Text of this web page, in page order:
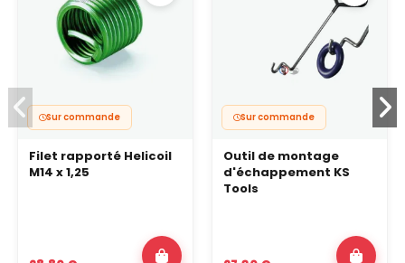
Sur commande
Filet rapporté Helicoil
M14 x 1,25
Sur commande
Outil de montage
d'échappement KS
Tools